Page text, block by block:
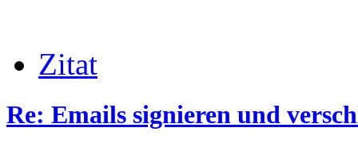
Zitat
Re: Emails signieren und